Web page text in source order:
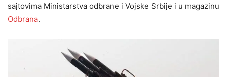
sajtovima Ministarstva odbrane i Vojske Srbije i u magazinu
Odbrana.